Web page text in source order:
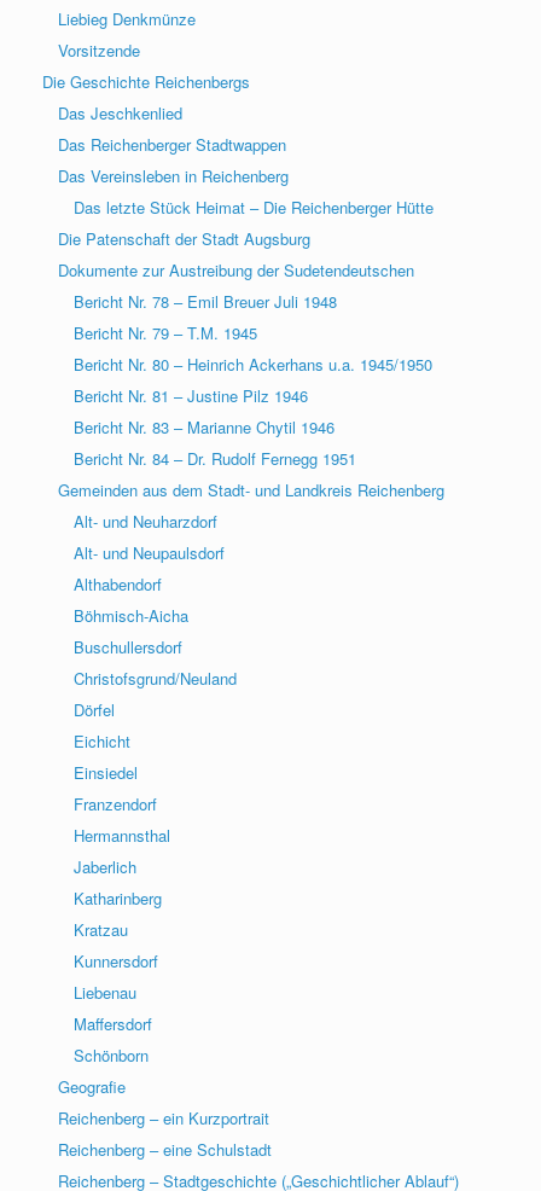
Liebieg Denkmünze
Vorsitzende
Die Geschichte Reichenbergs
Das Jeschkenlied
Das Reichenberger Stadtwappen
Das Vereinsleben in Reichenberg
Das letzte Stück Heimat – Die Reichenberger Hütte
Die Patenschaft der Stadt Augsburg
Dokumente zur Austreibung der Sudetendeutschen
Bericht Nr. 78 – Emil Breuer Juli 1948
Bericht Nr. 79 – T.M. 1945
Bericht Nr. 80 – Heinrich Ackerhans u.a. 1945/1950
Bericht Nr. 81 – Justine Pilz 1946
Bericht Nr. 83 – Marianne Chytil 1946
Bericht Nr. 84 – Dr. Rudolf Fernegg 1951
Gemeinden aus dem Stadt- und Landkreis Reichenberg
Alt- und Neuharzdorf
Alt- und Neupaulsdorf
Althabendorf
Böhmisch-Aicha
Buschullersdorf
Christofsgrund/Neuland
Dörfel
Eichicht
Einsiedel
Franzendorf
Hermannsthal
Jaberlich
Katharinberg
Kratzau
Kunnersdorf
Liebenau
Maffersdorf
Schönborn
Geografie
Reichenberg – ein Kurzportrait
Reichenberg – eine Schulstadt
Reichenberg – Stadtgeschichte („Geschichtlicher Ablauf“)